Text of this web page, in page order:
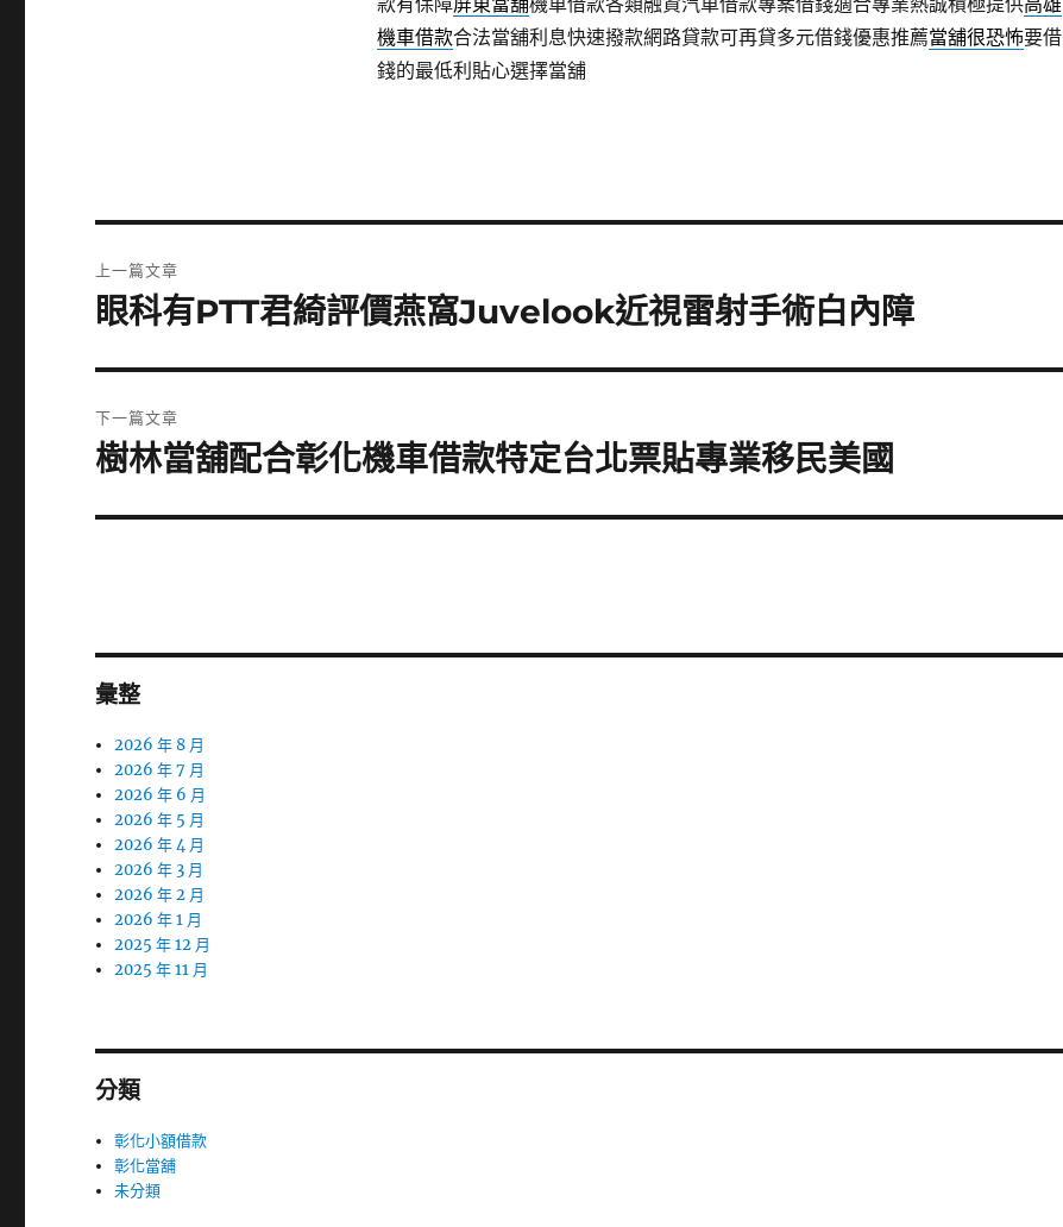
機車借款合法當舖利息快速撥款網路貸款可再貸多元借錢優惠推薦當舖很恐怖要借
錢的最低利貼心選擇當舖
章
上一篇文章
上
篇
文
章:
眼科有PTT君綺評價燕窩Juvelook近視雷射手術白內障
下一篇文章
下
篇
樹林當舖配合彰化機車借款特定台北票貼專業移民美國
彙整
2026 年 8 月
2026 年 7 月
2026 年 6 月
2026 年 5 月
2026 年 4 月
2026 年 3 月
2026 年 2 月
2026 年 1 月
2025 年 12 月
2025 年 11 月
分類
彰化小額借款
彰化當舖
未分類